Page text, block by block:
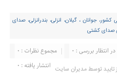
کشور، جوانان ، گیلان، انزلی، بندرانزلی، صدای
صدای کشتی
مجموع نظرات : 0
در انتظار بررسی : 0
انتشار یافته : ۰ توسط مدیران سایت